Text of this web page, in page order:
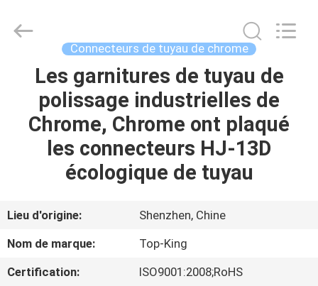
MAISON
PRODUITS
À
PROPOS
DE
Jingji
Technology
Connecteurs de tuyau de chrome
Les garnitures de tuyau de
polissage industrielles de
Chrome, Chrome ont plaqué
les connecteurs HJ-13D
écologique de tuyau
Lieu d'origine:
Shenzhen, Chine
Nom de marque:
Top-King
Certification:
ISO9001:2008;RoHS